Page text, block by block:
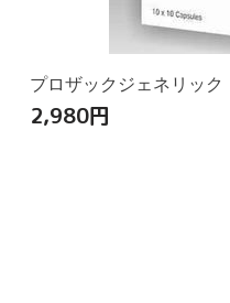
プロザックジェネリッ
2,980円